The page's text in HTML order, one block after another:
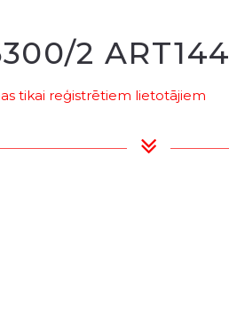
2 ART144
tikai reģistrētiem lietotājiem